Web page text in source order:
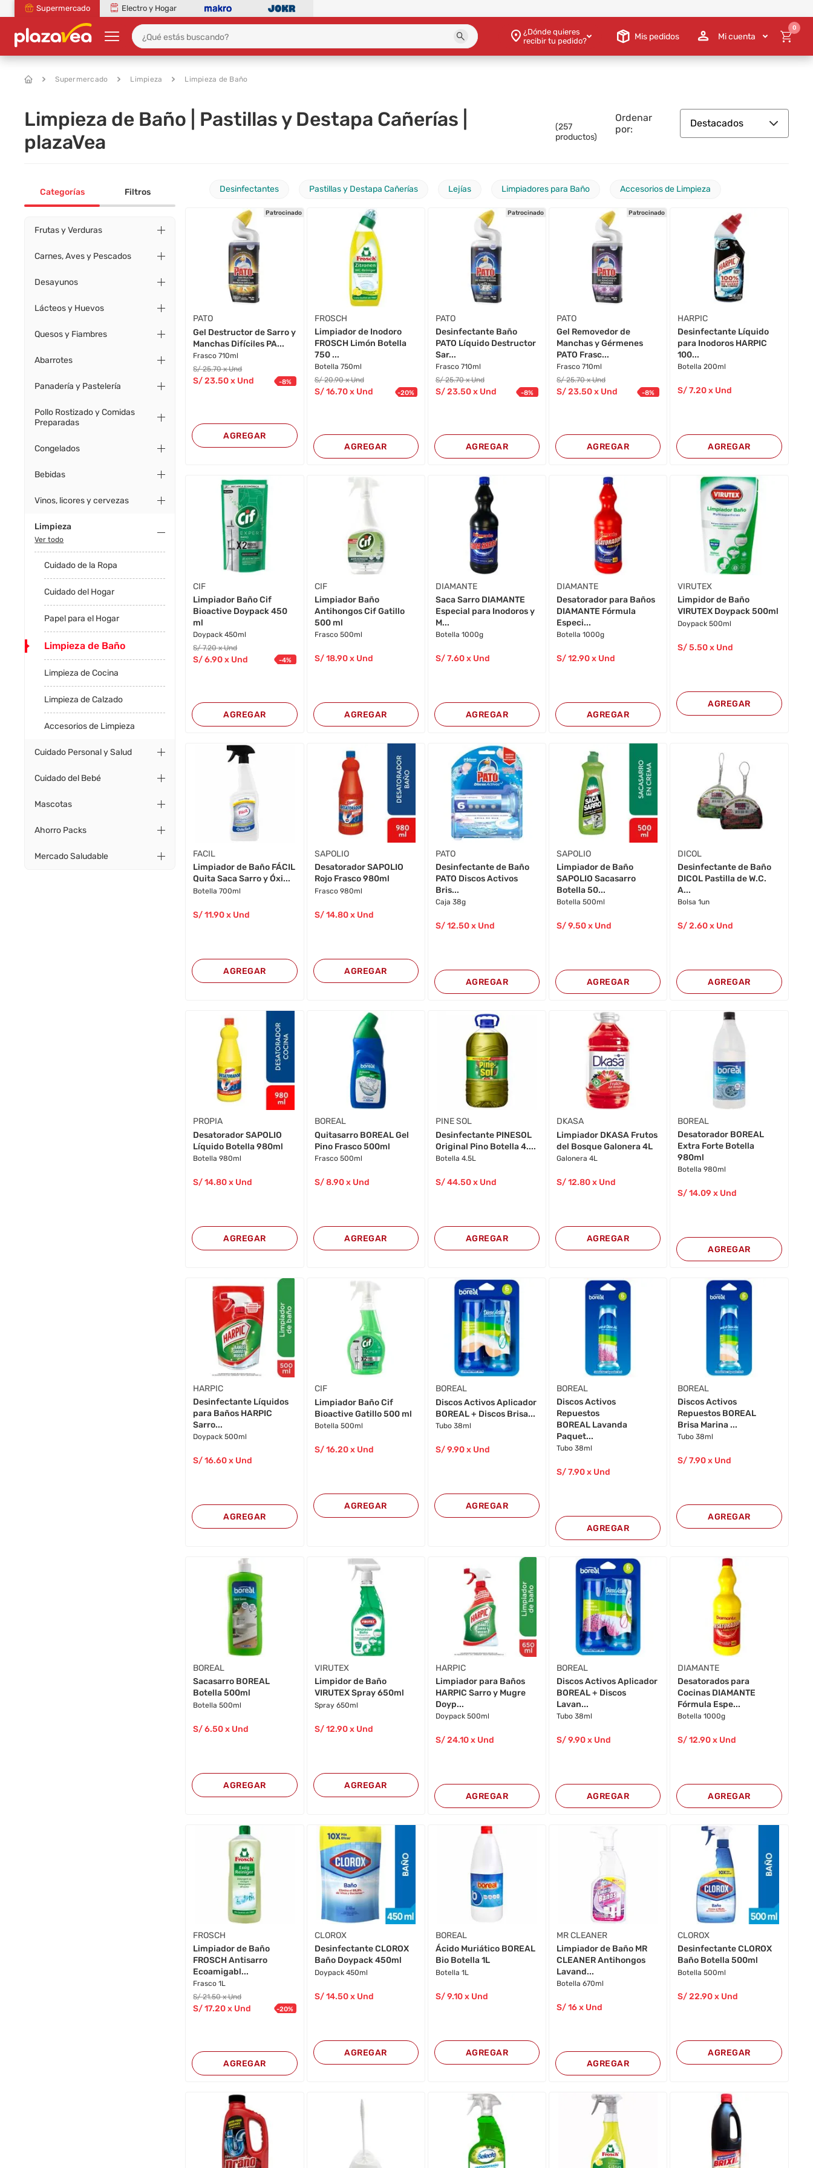
Supermercado Electro y Hogar
¿Dónde quieres
recibir tu pedido?
Mis pedidos Mi cuenta
0
Supermercado Limpieza Limpieza de Baño
Limpieza de Baño | Pastillas y Destapa Cañerías |
plazaVea
(257
productos)
Ordenar
por:
Destacados
Categorías Filtros
Frutas y Verduras
Carnes, Aves y Pescados
Desayunos
Lácteos y Huevos
Quesos y Fiambres
Abarrotes
Panadería y Pastelería
Pollo Rostizado y Comidas
Preparadas
Congelados
Bebidas
Vinos, licores y cervezas
Limpieza
Ver todo
Cuidado de la Ropa
Cuidado del Hogar
Papel para el Hogar
Limpieza de Baño
Limpieza de Cocina
Limpieza de Calzado
Accesorios de Limpieza
Cuidado Personal y Salud
Cuidado del Bebé
Mascotas
Ahorro Packs
Mercado Saludable
Desinfectantes Pastillas y Destapa Cañerías Lejías Limpiadores para Baño Accesorios de Limpieza
Patrocinado
PATO
Gel Destructor de Sarro y
Manchas Difíciles PA...
Frasco 710ml
S/25.70 x Und
S/23.50x Und -8%
AGREGAR
FROSCH
Limpiador de Inodoro
FROSCH Limón Botella
750 ...
Botella 750ml
S/20.90 x Und
S/16.70 x Und -20%
AGREGAR
Patrocinado
PATO
Desinfectante Baño
PATO Líquido Destructor
Sar...
Frasco 710ml
S/25.70 x Und
S/23.50x Und -8%
AGREGAR
Patrocinado
PATO
Gel Removedor de
Manchas y Gérmenes
PATO Frasc...
Frasco 710ml
S/25.70 x Und
S/23.50x Und -8%
AGREGAR
HARPIC
Desinfectante Líquido
para Inodoros HARPIC
100...
Botella 200ml
S/7.20x Und
AGREGAR
CIF
Limpiador Baño Cif
Bioactive Doypack 450
ml
Doypack 450ml
S/7.20 x Und
S/6.90x Und -4%
AGREGAR
CIF
Limpiador Baño
Antihongos Cif Gatillo
500 ml
Frasco 500ml
S/18.90 x Und
AGREGAR
DIAMANTE
Saca Sarro DIAMANTE
Especial para Inodoros y
M...
Botella 1000g
S/7.60x Und
AGREGAR
DIAMANTE
Desatorador para Baños
DIAMANTE Fórmula
Especi...
Botella 1000g
S/12.90x Und
AGREGAR
VIRUTEX
Limpidor de Baño
VIRUTEX Doypack 500ml
Doypack 500ml
S/5.50x Und
AGREGAR
FACIL
Limpiador de Baño FÁCIL
Quita Saca Sarro y Óxi...
Botella 700ml
S/11.90x Und
AGREGAR
SAPOLIO
Desatorador SAPOLIO
Rojo Frasco 980ml
Frasco 980ml
S/14.80 x Und
AGREGAR
PATO
Desinfectante de Baño
PATO Discos Activos
Bris...
Caja 38g
S/12.50x Und
AGREGAR
SAPOLIO
Limpiador de Baño
SAPOLIO Sacasarro
Botella 50...
Botella 500ml
S/9.50x Und
AGREGAR
DICOL
Desinfectante de Baño
DICOL Pastilla de W.C.
A...
Bolsa 1un
S/2.60x Und
AGREGAR
PROPIA
Desatorador SAPOLIO
Líquido Botella 980ml
Botella 980ml
S/14.80x Und
AGREGAR
BOREAL
Quitasarro BOREAL Gel
Pino Frasco 500ml
Frasco 500ml
S/8.90 x Und
AGREGAR
PINE SOL
Desinfectante PINESOL
Original Pino Botella 4....
Botella 4.5L
S/44.50x Und
AGREGAR
DKASA
Limpiador DKASA Frutos
del Bosque Galonera 4L
Galonera 4L
S/12.80x Und
AGREGAR
BOREAL
Desatorador BOREAL
Extra Forte Botella
980ml
Botella 980ml
S/14.09 x Und
AGREGAR
HARPIC
Desinfectante Líquidos
para Baños HARPIC
Sarro...
Doypack 500ml
S/16.60x Und
AGREGAR
CIF
Limpiador Baño Cif
Bioactive Gatillo 500 ml
Botella 500ml
S/16.20 x Und
AGREGAR
BOREAL
Discos Activos Aplicador
BOREAL + Discos Brisa...
Tubo 38ml
S/9.90x Und
AGREGAR
BOREAL
Discos Activos
Repuestos
BOREAL Lavanda
Paquet...
Tubo 38ml
S/7.90x Und
AGREGAR
BOREAL
Discos Activos
Repuestos BOREAL
Brisa Marina ...
Tubo 38ml
S/7.90x Und
AGREGAR
BOREAL
Sacasarro BOREAL
Botella 500ml
Botella 500ml
S/6.50x Und
AGREGAR
VIRUTEX
Limpidor de Baño
VIRUTEX Spray 650ml
Spray 650ml
S/12.90 x Und
AGREGAR
HARPIC
Limpiador para Baños
HARPIC Sarro y Mugre
Doyp...
Doypack 500ml
S/24.10x Und
AGREGAR
BOREAL
Discos Activos Aplicador
BOREAL + Discos
Lavan...
Tubo 38ml
S/9.90x Und
AGREGAR
DIAMANTE
Desatorados para
Cocinas DIAMANTE
Fórmula Espe...
Botella 1000g
S/12.90x Und
AGREGAR
FROSCH
Limpiador de Baño
FROSCH Antisarro
Ecoamigabl...
Frasco 1L
S/21.50 x Und
S/17.20x Und -20%
AGREGAR
CLOROX
Desinfectante CLOROX
Baño Doypack 450ml
Doypack 450ml
S/14.50 x Und
AGREGAR
BOREAL
Ácido Muriático BOREAL
Bio Botella 1L
Botella 1L
S/9.10x Und
AGREGAR
MR CLEANER
Limpiador de Baño MR
CLEANER Antihongos
Lavand...
Botella 670ml
S/16x Und
AGREGAR
CLOROX
Desinfectante CLOROX
Baño Botella 500ml
Botella 500ml
S/22.90x Und
AGREGAR